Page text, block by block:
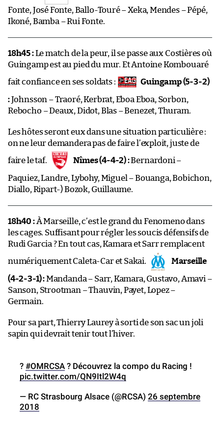
Fonte, José Fonte, Ballo-Touré – Xeka, Mendes – Pépé,
Ikoné, Bamba – Rui Fonte.
18h45 :Le match de la peur, il se passe aux Costières où
Guingamp est au pied du mur. Et Antoine Kombouaré
fait confiance en ses soldats : Guingamp (5-3-2)
:Johnsson – Traoré, Kerbrat, Eboa Eboa, Sorbon,
Rebocho – Deaux, Didot, Blas – Benezet, Thuram.
Les hôtes seront eux dans une situation particulière :
on ne leur demandera pas de faire l’exploit, juste de
faire le taf. Nîmes (4-4-2) :Bernardoni –
Paquiez, Landre, Lybohy, Miguel – Bouanga, Bobichon,
Diallo, Ripart-) Bozok, Guillaume.
18h40 :À Marseille, c’est le grand du Fenomeno dans
les cages. Suffisant pour régler les soucis défensifs de
Rudi Garcia ? En tout cas, Kamara et Sarr remplacent
numériquement Caleta-Car et Sakai. Marseille
(4-2-3-1) :Mandanda – Sarr, Kamara, Gustavo, Amavi –
Sanson, Strootman – Thauvin, Payet, Lopez –
Germain.
Pour sa part, Thierry Laurey à sorti de son sac un joli
sapin qui devrait tenir tout l’hiver.
? #OMRCSA ? Découvrez la compo du Racing !
pic.twitter.com/QN9Itl2W4q
— RC Strasbourg Alsace (@RCSA) 26 septembre
2018